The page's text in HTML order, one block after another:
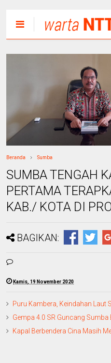
Beranda Sumba
SUMBA TENGAH
PERTAMA
KAB./ KOTA DI
BAGIKAN:
Kamis, 19 November 2020
Puru Kambera, Keindahan Laut
Gempa 4.0 SR Guncang Sumba
Kapal Berbendera Cina Masih